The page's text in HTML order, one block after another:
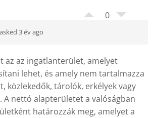
0
asked 3 év ago
az az ingatlanterület, amelyet
lehet, és amely nem tartalmazza
közlekedők, tárolók, erkélyek vagy
nettó alapterületet a valóságban
határozzák meg, amelyet a